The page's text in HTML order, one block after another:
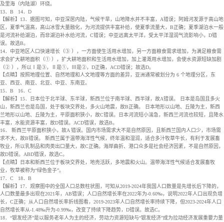
及里海（内陆湖）环绕‌。
13．B
14．D
【解析】13．据图可知，中亚深居内陆，气候干旱，山地降水并不丰富，A错误；阿姆河发源于高山地
区，夏季气温高，高山冰雪大量融化，为河流提供丰富补给，使夏季流量大，B正确；夏季湖泊水一般
是河流补给湖泊，而非湖泊补水给河流，C错误；中亚远离太平洋，受太平洋湿润气流影响小，D错
误。故选B。
14．中亚地区人口快速增长（③ ），一方面使生活用水增加，另一方面粮食需求增加，为满足粮食需
求会扩大耕地面积（① ），扩大耕地面积和生活用水增加，加上灌溉用水增加，会使水资源短缺加剧
（② ），所以Ⅰ是③，Ⅱ是①，Ⅲ是②，D正确，ACD错误；故选D。
【点睛】按照地理位置、自然地理和人文地理等方面的差异，亚洲通常被划分为 6 个地理分区，东
亚、西亚、南亚、北亚、中亚、东南亚。
15．B
16．C
【解析】15．日本位于北半球、东半球，新西兰位于南半球、西半球，故A错误。 日本是岛国且多火
山，新西兰也是岛国，处于板块交界处，多火山地震，故B正确。 日本地形以山地、丘陵为主，新西
兰地形以山地、丘陵为主，平原面积狭小，故C错误。日本河流短小湍急，新西兰河流也较短，且降水
丰富，水能资源丰富，故D错误。ACD错误，故选B。
16． 新西兰平原面积狭小，故A 错误。国内市场需求大不是自然原因，且新西兰国内人口少，市场需
求不大，故B错误。 新西兰属于温带海洋性气候，终年温和湿润，适合多汁牧草牛长，有利于发展畜
牧业，所以乳制品和肉类出口量大，故C正确。海岸曲折、港口众多是社会经济因素，不是自然原因，
故D错误。ABD错误，故选C。
【点睛】日本和新西兰位于板块交界处，地壳活跃，多地震和火山。温带海洋性气候适合发展畜牧
业，牧草被称为“绿色金子”。
17．C
18．B
【解析】17．观察图中的全国人口总数柱状图，可知从2019-2024年我国人口数量是先增长后下降的，
人口数量最多出现在2021年，AB错误；人口自然增长率在2022年为-0.60‰，说明2022年人口出现负增
长，C正确；从人口自然增长率折线图看，2019-2023年人口自然增长率持续下降，但2023-2024年人口
自然增长率从-1.48‰升为-0.99‰，改变了持续下降趋势，D错误。故选C。
18．“银发经济”是以服务老年人为主的经济，劳动力资源短缺与“银发经济”成为拉动经济发展重要力量